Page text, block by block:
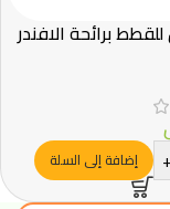
برائحة الافندر
+ إضافة إلى السلة